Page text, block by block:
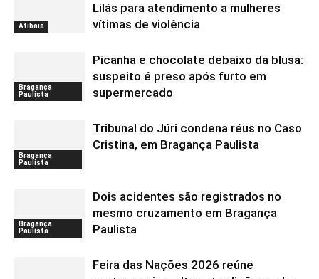
Atibaia
Lilás para atendimento a mulheres
vítimas de violência
Bragança
Paulista
Picanha e chocolate debaixo da blusa:
suspeito é preso após furto em
supermercado
Bragança
Paulista
Tribunal do Júri condena réus no Caso
Cristina, em Bragança Paulista
Bragança
Paulista
Dois acidentes são registrados no
mesmo cruzamento em Bragança
Paulista
Feira das Nações 2026 reúne